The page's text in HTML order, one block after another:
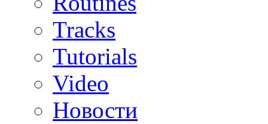
Tracks
Tutorials
Video
Новости